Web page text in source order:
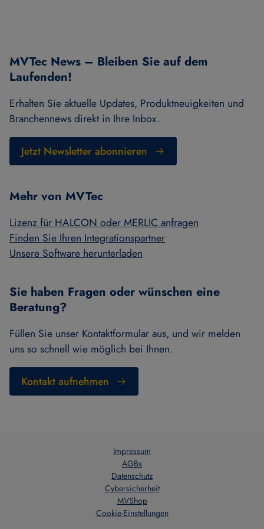
MVTec News – Bleiben Sie auf dem
Laufenden!
Erhalten Sie aktuelle Updates, Produktneuigkeiten und
Branchennews direkt in Ihre Inbox.
Jetzt Newsletter abonnieren
Mehr von MVTec
Lizenz für HALCON oder MERLIC anfragen
Finden Sie Ihren Integrationspartner
Unsere Software herunterladen
Sie haben Fragen oder wünschen eine
Beratung?
Füllen Sie unser Kontaktformular aus, und wir melden
uns so schnell wie möglich bei Ihnen.
Kontakt aufnehmen
Impressum
AGBs
Datenschutz
Cybersicherheit
MVShop
Cookie-Einstellungen